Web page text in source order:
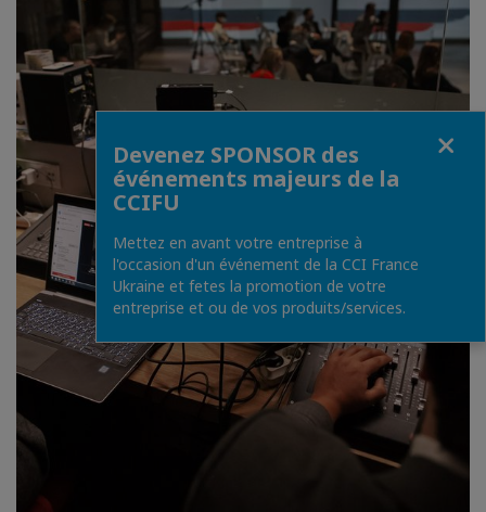
Devenez SPONSOR des
événements majeurs de la
CCIFU
Mettez en avant votre entreprise à
l'occasion d'un événement de la CCI France
Ukraine et fetes la promotion de votre
entreprise et ou de vos produits/services.